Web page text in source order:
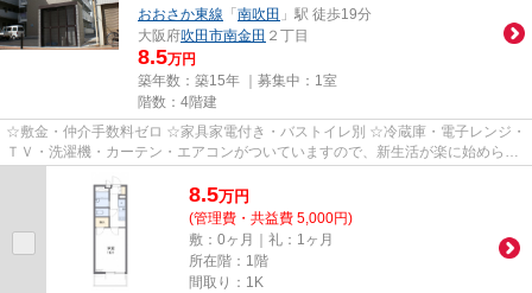
おおさか東線 「 南吹田 」駅 徒歩19分
大阪府吹田市南金田 ２丁目
8.5万円
築年数：築15年 ｜募集中： 1室
階数：4階建
☆敷金・仲介手数料ゼロ ☆家具家電付き・バストイレ別 ☆冷蔵庫・電子レンジ・
ＴＶ・洗濯機・カーテン・エアコンがついていますので、新生活が楽に始められ
8.5万円
(管理費・共益費 5,000円)
敷：0ヶ月｜礼：1ヶ月
所在階：1階
間取り：1K